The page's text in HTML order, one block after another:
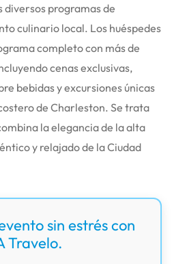
diversos programas de
culinario local. Los huéspedes
completo con más de
cenas exclusivas,
bebidas y excursiones únicas
de Charleston. Se trata
la elegancia de la alta
y relajado de la Ciudad
sin estrés con
Travelo.